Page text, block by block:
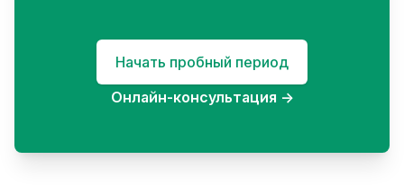
Начать пробный период
Онлайн-консультация →